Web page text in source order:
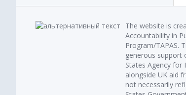
The website is
Accountability in
Program/TAPAS.
generous support
States Agency for
alongside UK aid
not necessarily